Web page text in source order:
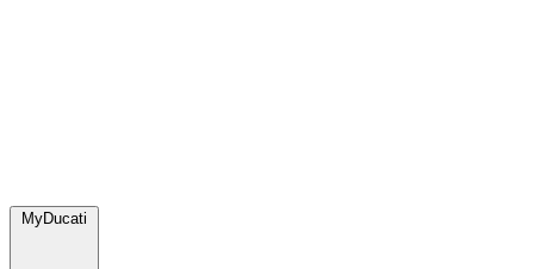
MyDucati